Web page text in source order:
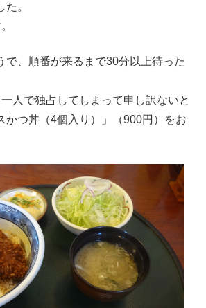
。
で、順番が来るまで30分以上待った
人で独占してしまって申し訳ないと
かつ丼（4個入り）」（900円）をお